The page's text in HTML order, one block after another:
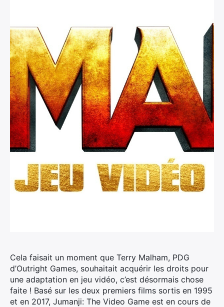
Cela faisait un moment que Terry Malham, PDG
d’Outright Games, souhaitait acquérir les droits pour
une adaptation en jeu vidéo, c’est désormais chose
faite ! Basé sur les deux premiers films sortis en 1995
et en 2017, Jumanji: The Video Game est en cours de